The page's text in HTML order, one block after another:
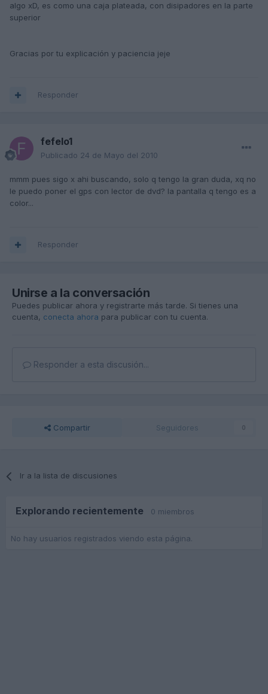
algo xD, es como una caja plateada, con disipadores en la parte
superior
Gracias por tu explicación y paciencia jeje
Responder
fefelo1
Publicado 24 de Mayo del 2010
mmm pues sigo x ahi buscando, solo q tengo la gran duda, xq no
le puedo poner el gps con lector de dvd? la pantalla q tengo es a
color...
Responder
Unirse a la conversación
Puedes publicar ahora y registrarte más tarde. Si tienes una
cuenta, conecta ahora para publicar con tu cuenta.
Responder a esta discusión...
Compartir Seguidores 0
Ir a la lista de discusiones
Explorando recientemente 0 miembros
No hay usuarios registrados viendo esta página.